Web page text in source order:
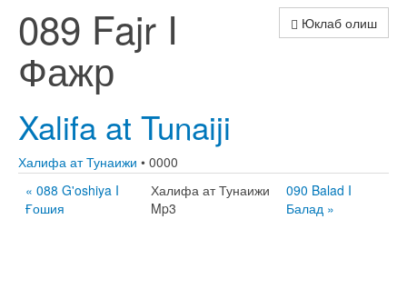
Юклаб олиш
089 Fajr I
Фажр
Xalifa at Tunaiji
Халифа ат Тунаижи • 0000
« 088 G'oshiya I
Ғошия
Халифа ат Тунаижи
Mp3
090 Balad I
Балад »